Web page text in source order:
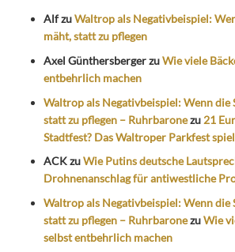
AlfzuWaltrop als Negativbeispiel:
mäht, statt zu pflegen
Axel GünthersbergerzuWie viele
entbehrlich machen
Waltrop als Negativbeispiel: Wenn die
statt zu pflegen – Ruhrbaronezu 21
Stadtfest? Das Waltroper Parkfest
ACKzuWie Putins deutsche
Drohnenanschlag für antiwestliche
Waltrop als Negativbeispiel: Wenn die
statt zu pflegen – RuhrbaronezuWie
selbst entbehrlich machen